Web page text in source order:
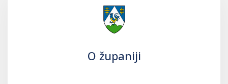
O županiji